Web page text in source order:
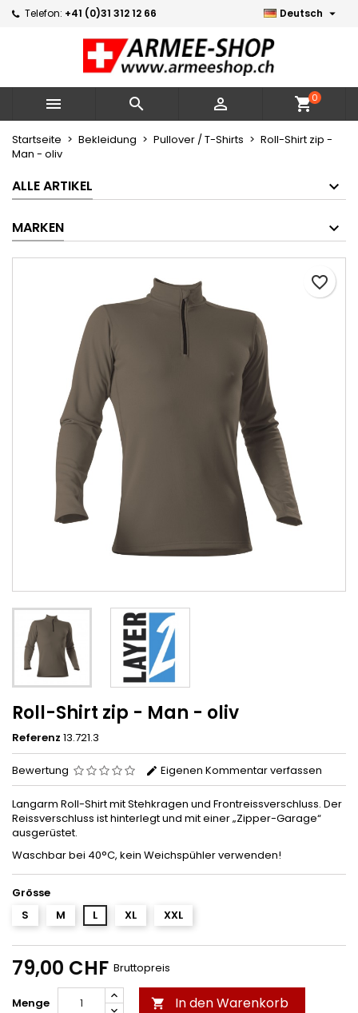
Telefon: +41 (0)31 312 12 66 Deutsch 
   shopping_cart0
Startseite Bekleidung Pullover / T-Shirts
Roll-Shirt zip -
Man - oliv
ALLE ARTIKEL
MARKEN
Roll-Shirt zip - Man - oliv
Referenz 13.721.3
Bewertung Eigenen Kommentar verfassen
Langarm Roll-Shirt mit Stehkragen und Frontreissverschluss. Der
Reissverschluss ist hinterlegt und mit einer „Zipper-Garage“
ausgerüstet.
Waschbar bei 40°C, kein Weichspühler verwenden!
Grösse
S
M L XL XXL
79,00 CHF Bruttopreis
Menge  In den Warenkorb
favorite_border
Neue Liste erstellen
Name der Wunschliste
Sie müssen angemeldet sein, um Artikel Ihrer
zu können.
Abbrechen